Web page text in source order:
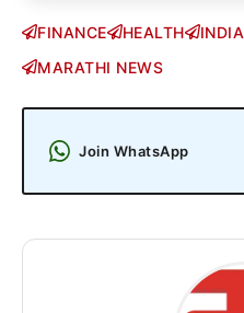
FINANCE HEALTH INDIA
MARATHI NEWS
Join WhatsApp